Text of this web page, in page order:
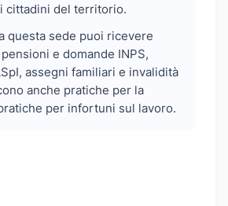
cittadini del territorio.
questa sede puoi ricevere
e domande INPS,
assegni familiari e invalidità
anche pratiche per la
per infortuni sul lavoro.